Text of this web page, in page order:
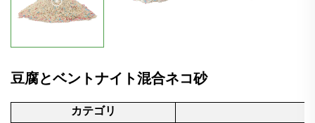
豆腐とベントナイト混合ネコ砂
カテゴリ